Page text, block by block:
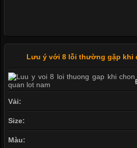
Lưu ý với 8 lỗi thường gặp khi
Vải:
Size:
Màu: